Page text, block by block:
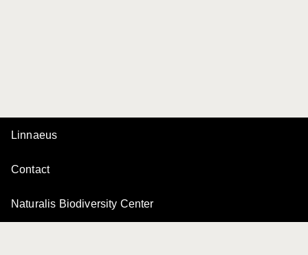
Linnaeus
Contact
Naturalis Biodiversity Center